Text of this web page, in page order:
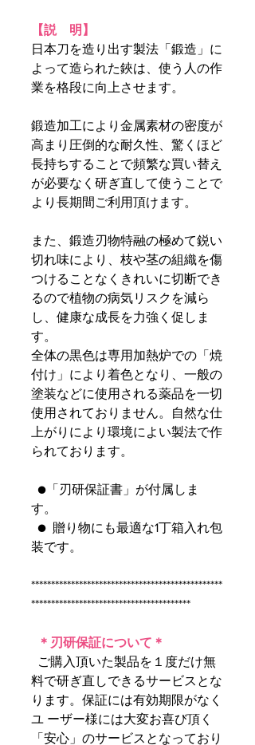
【説 明】
日本刀を造り出す製法「鍛造」に
よって造られた鋏は、使う人の作
業を格段に向上させます。
鍛造加工により金属素材の密度が
高まり圧倒的な耐久性、驚くほど
長持ちすることで頻繁な買い替え
が必要なく研ぎ直して使うことで
より長期間ご利用頂けます。
また、鍛造刃物特融の極めて鋭い
切れ味により、枝や茎の組織を傷
つけることなくきれいに切断でき
るので植物の病気リスクを減ら
し、健康な成長を力強く促しま
す。
全体の黒色は専用加熱炉での「焼
付け」により着色となり、一般の
塗装などに使用される薬品を一切
使用されておりません。自然な仕
上がりにより環境によい製法で作
られております。
●「刃研保証書」が付属しま
す。
● 贈り物にも最適な1丁箱入れ包
装です。
************************************************
****************************************
＊刃研保証について＊
ご購入頂いた製品を１度だけ無
料で研ぎ直しできるサービスとな
ります。保証には有効期限がなく
ユ ーザー様には大変お喜び頂く
「安心」のサービスとなっており